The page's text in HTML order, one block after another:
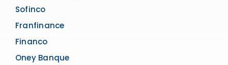
Sofinco
Franfinance
Financo
Oney Banque